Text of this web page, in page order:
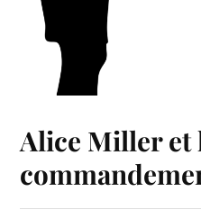
Alice Miller et